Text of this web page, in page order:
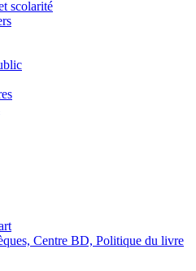
scolarité
Centre BD, Politique du livre